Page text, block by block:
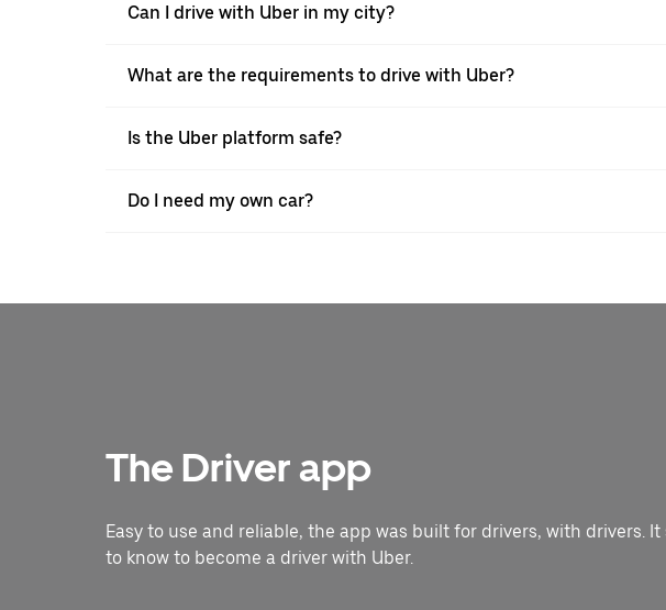
Can I drive with Uber in my city?
What are the requirements to drive with Uber?
Is the Uber platform safe?
Do I need my own car?
The Driver app
Easy to use and reliable, the app was built for drivers, with drivers.
to know to become a driver with Uber.